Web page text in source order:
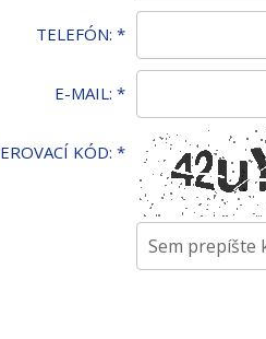
TELEFÓN: *
E-MAIL: *
KÓD: *